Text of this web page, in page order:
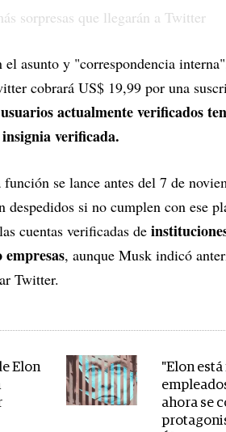
asunto y "correspondencia
cobrará US$ 19,99 por una
actualmente verificados
verificada.
se lance antes del 7 de
despedidos si no cumplen con ese
cuentas verificadas de
, aunque Musk indicó
Twitter.
Elon
"Elon
ahora se